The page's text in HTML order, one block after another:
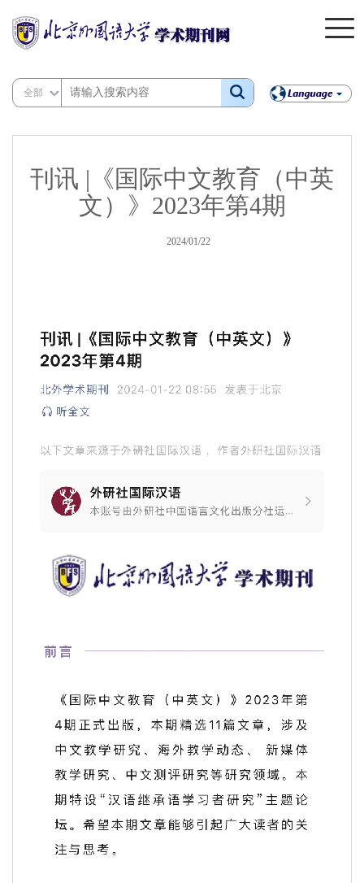
全部
刊讯 |《国际中文教育（中英
文）》2023年第4期
2024/01/22